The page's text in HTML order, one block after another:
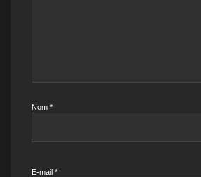
Nom *
E-mail *